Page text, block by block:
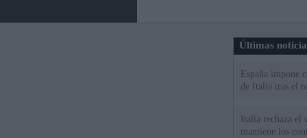
Últimas
España impone
de Italia tras el
Italia rechaza
mantiene los